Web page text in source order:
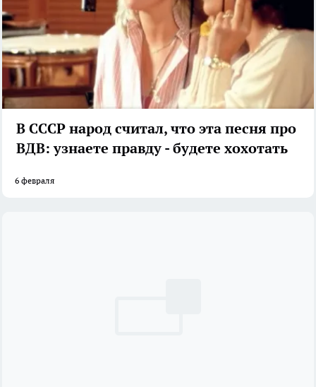
В СССР народ считал, что эта песня про
ВДВ: узнаете правду - будете хохотать
6 февраля